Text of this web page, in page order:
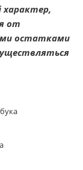
от
остатками